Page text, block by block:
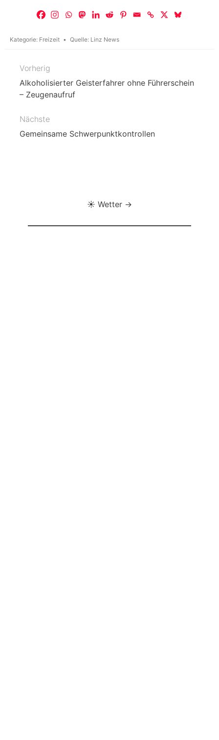
Kategorie: Freizeit Quelle: Linz News
Beitragsnavigation
Vorherig
Alkoholisierter Geisterfahrer ohne Führerschein
– Zeugenaufruf
Nächste
Gemeinsame Schwerpunktkontrollen
☀️ Wetter →